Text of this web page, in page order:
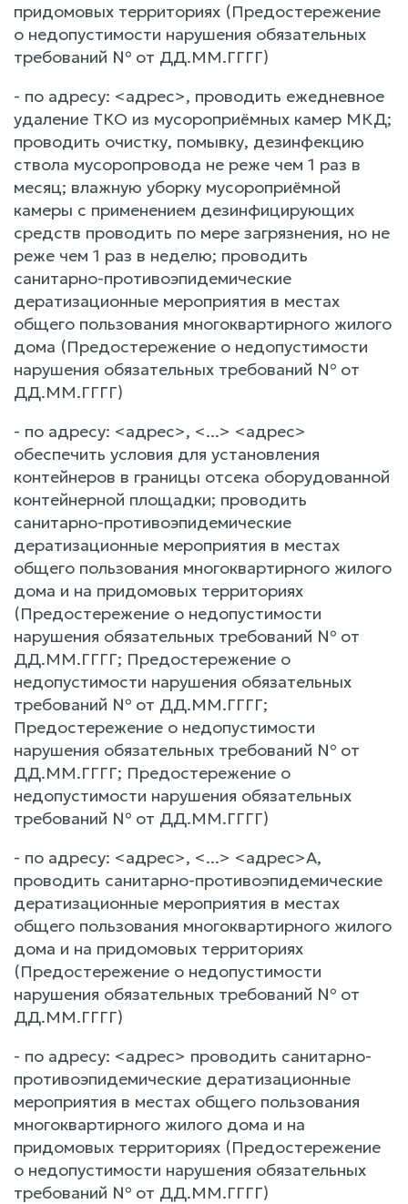
придомовых территориях (Предостережение
о недопустимости нарушения обязательных
требований № от ДД.ММ.ГГГГ)
- по адресу: <адрес>, проводить ежедневное
удаление ТКО из мусороприёмных камер МКД;
проводить очистку, помывку, дезинфекцию
ствола мусоропровода не реже чем 1 раз в
месяц; влажную уборку мусороприёмной
камеры с применением дезинфицирующих
средств проводить по мере загрязнения, но не
реже чем 1 раз в неделю; проводить
санитарно-противоэпидемические
дератизационные мероприятия в местах
общего пользования многоквартирного жилого
дома (Предостережение о недопустимости
нарушения обязательных требований № от
ДД.ММ.ГГГГ)
- по адресу: <адрес>, <...> <адрес>
обеспечить условия для установления
контейнеров в границы отсека оборудованной
контейнерной площадки; проводить
санитарно-противоэпидемические
дератизационные мероприятия в местах
общего пользования многоквартирного жилого
дома и на придомовых территориях
(Предостережение о недопустимости
нарушения обязательных требований № от
ДД.ММ.ГГГГ; Предостережение о
недопустимости нарушения обязательных
требований № от ДД.ММ.ГГГГ;
Предостережение о недопустимости
нарушения обязательных требований № от
ДД.ММ.ГГГГ; Предостережение о
недопустимости нарушения обязательных
требований № от ДД.ММ.ГГГГ)
- по адресу: <адрес>, <...> <адрес>А,
проводить санитарно-противоэпидемические
дератизационные мероприятия в местах
общего пользования многоквартирного жилого
дома и на придомовых территориях
(Предостережение о недопустимости
нарушения обязательных требований № от
ДД.ММ.ГГГГ)
- по адресу: <адрес> проводить санитарно-
противоэпидемические дератизационные
мероприятия в местах общего пользования
многоквартирного жилого дома и на
придомовых территориях (Предостережение
о недопустимости нарушения обязательных
требований № от ДД.ММ.ГГГГ)